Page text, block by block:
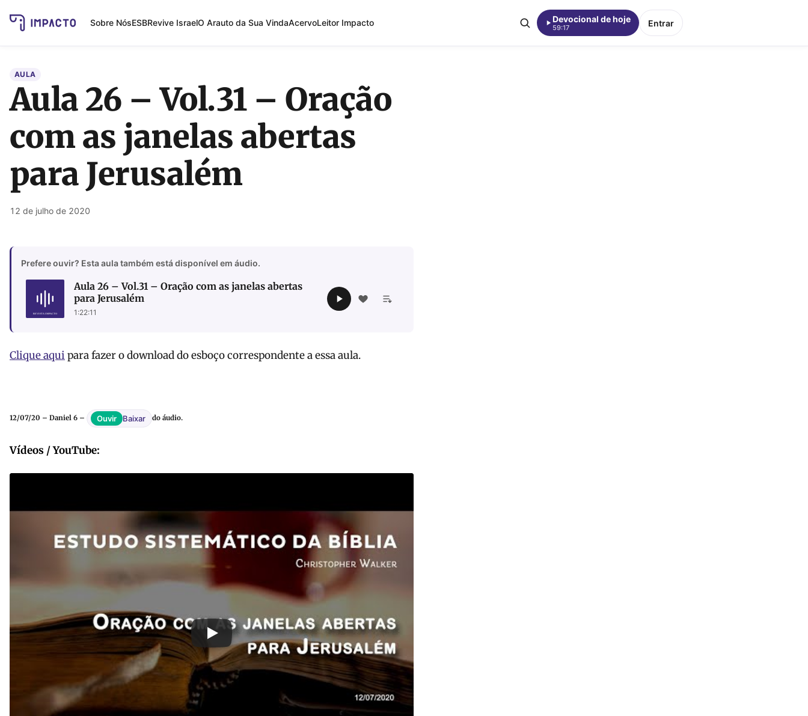
Sobre NósESBRevive IsraelO Arauto da Sua VindaAcervoLeitor Impacto Devocional de hoje
59:17 Entrar
AULA
Aula 26 – Vol.31 – Oração
com as janelas abertas
para Jerusalém
12 de julho de 2020
Prefere ouvir? Esta aula também está disponível em áudio.
Aula 26 – Vol.31 – Oração com as janelas abertas
para Jerusalém
1:22:11
Clique aqui para fazer o download do esboço correspondente a essa aula.
12/07/20 – Daniel 6 – Ouvir Baixar do áudio.
Vídeos / YouTube: